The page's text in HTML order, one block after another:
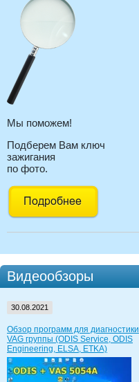
Мы поможем!
Подберем Вам ключ
зажигания
по фото.
Видеообзоры
30.08.2021
Обзор программ для диагностики
VAG группы (ODIS Service, ODIS
Engineering, ELSA, ETKA)